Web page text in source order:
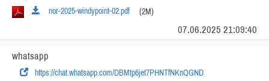
nor-2025-windypoint-02.pdf (2M)
07.06.2025 21:09:40
whatsapp
https://chat.whatsapp.com/DBMtp6jet7PHNTfNKnQGND